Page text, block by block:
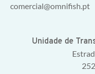
comercial@omnifish.pt
Unidade de